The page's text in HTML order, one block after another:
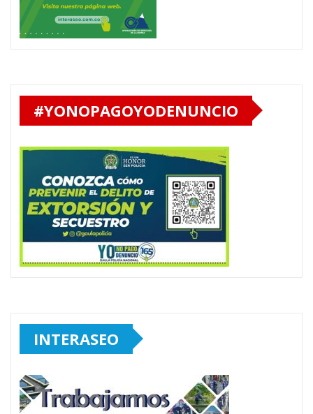
#YONOPAGOYODENUNCIO
INTERASEO